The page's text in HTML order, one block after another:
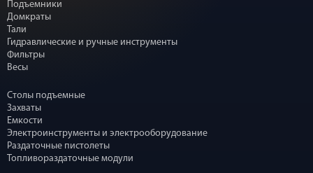
Подъемники
Домкраты
Тали
Гидравлические и ручные инструменты
Фильтры
Весы
Столы подъемные
Захваты
Емкости
Электроинструменты и электрооборудование
Раздаточные пистолеты
Топливораздаточные модули